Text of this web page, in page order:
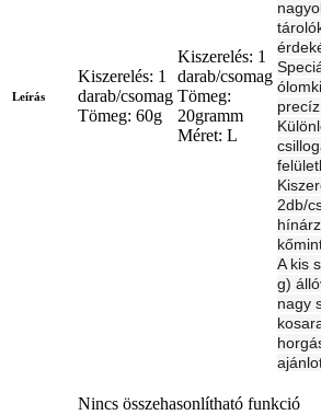
Leírás
Kiszerelés: 1
darab/csomag
Tömeg: 60g
Kiszerelés: 1
darab/csomag
Tömeg:
20gramm
Méret: L
2db/
A kis
g)
nagy
Nincs összehasonlítható funkció